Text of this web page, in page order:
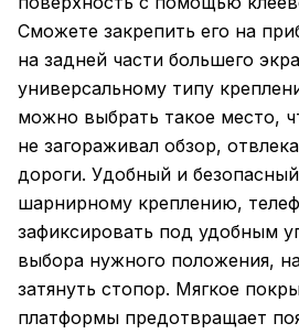
Сможете закрепить его на
на задней части большего
универсальному типу
можно выбрать такое место,
не загораживал обзор,
дороги. Удобный и
шарнирному креплению,
зафиксировать под удобным
выбора нужного положения,
затянуть стопор. Мягкое
платформы предотвращает